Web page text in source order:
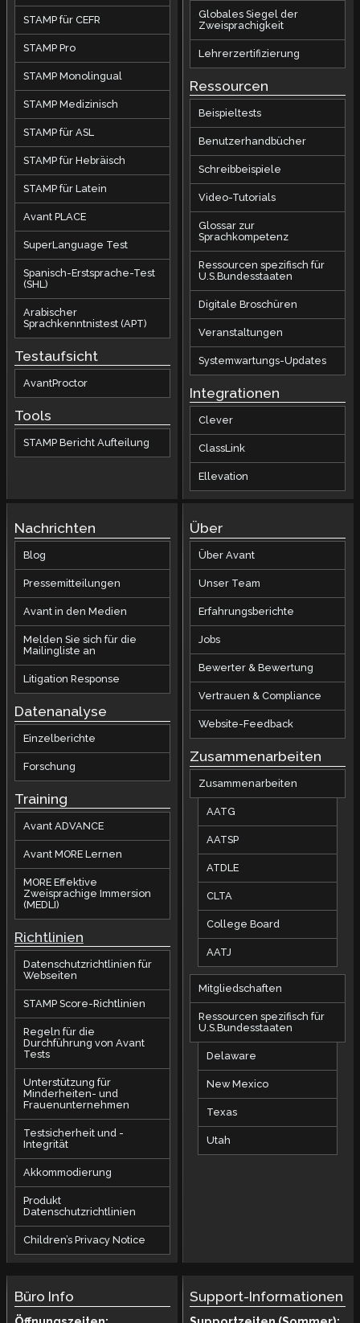
STAMP für CEFR
STAMP Pro
STAMP Monolingual
STAMP Medizinisch
STAMP für ASL
STAMP für Hebräisch
STAMP für Latein
Avant PLACE
SuperLanguage Test
Spanisch-Erstsprache-Test
(SHL)
Arabischer
Sprachkenntnistest (APT)
Testaufsicht
AvantProctor
Tools
STAMP Bericht Aufteilung
Globales Siegel der
Zweisprachigkeit
Lehrerzertifizierung
Ressourcen
Beispieltests
Benutzerhandbücher
Schreibbeispiele
Video-Tutorials
Glossar zur
Sprachkompetenz
Ressourcen spezifisch für
U.S.Bundesstaaten
Digitale Broschüren
Veranstaltungen
Systemwartungs-Updates
Integrationen
Clever
ClassLink
Ellevation
Nachrichten
Blog
Pressemitteilungen
Avant in den Medien
Melden Sie sich für die
Mailingliste an
Litigation Response
Datenanalyse
Einzelberichte
Forschung
Training
Avant ADVANCE
Avant MORE Lernen
MORE Effektive
Zweisprachige Immersion
(MEDLI)
Richtlinien
Datenschutzrichtlinien für
Webseiten
STAMP Score-Richtlinien
Regeln für die
Durchführung von Avant
Tests
Unterstützung für
Minderheiten- und
Frauenunternehmen
Testsicherheit und -
Integrität
Akkommodierung
Produkt
Datenschutzrichtlinien
Children’s Privacy Notice
Über
Über Avant
Unser Team
Erfahrungsberichte
Jobs
Bewerter & Bewertung
Vertrauen & Compliance
Website-Feedback
Zusammenarbeiten
Zusammenarbeiten
AATG
AATSP
ATDLE
CLTA
College Board
AATJ
Mitgliedschaften
Ressourcen spezifisch für
U.S.Bundesstaaten
Delaware
New Mexico
Texas
Utah
Büro Info Support-Informationen